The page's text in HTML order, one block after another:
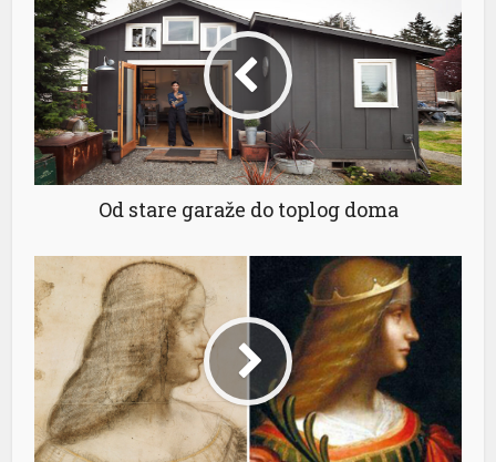
Od stare garaže do toplog doma